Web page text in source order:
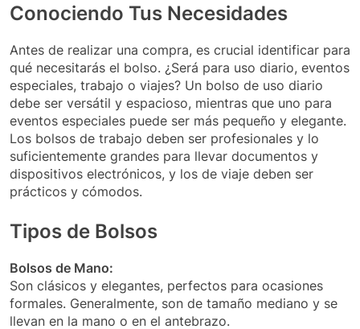
Conociendo Tus Necesidades
Antes de realizar una compra, es crucial identificar para
qué necesitarás el bolso. ¿Será para uso diario, eventos
especiales, trabajo o viajes? Un bolso de uso diario
debe ser versátil y espacioso, mientras que uno para
eventos especiales puede ser más pequeño y elegante.
Los bolsos de trabajo deben ser profesionales y lo
suficientemente grandes para llevar documentos y
dispositivos electrónicos, y los de viaje deben ser
prácticos y cómodos.
Tipos de Bolsos
Bolsos de Mano:
Son clásicos y elegantes, perfectos para ocasiones
formales. Generalmente, son de tamaño mediano y se
llevan en la mano o en el antebrazo.